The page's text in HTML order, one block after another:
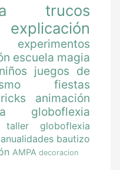
trucos
explicación
experimentos
escuela magia
niños juegos de
fiestas
animación
globoflexia
taller globoflexia
bautizo
AMPA decoracion